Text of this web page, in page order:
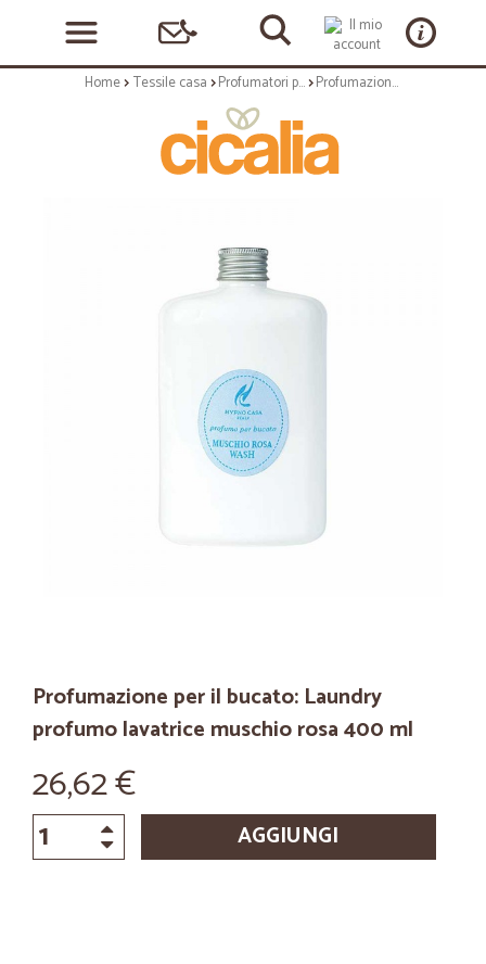
Home Tessile casa Profumatori per bucato Profumazione per il bucato: Laundry profumo lavatrice muschio rosa 400 ml
Profumazione per il bucato: Laundry
profumo lavatrice muschio rosa 400 ml
26,62 €
AGGIUNGI